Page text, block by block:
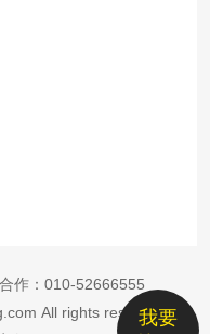
我要
作： 010-52666555
All rights reserved